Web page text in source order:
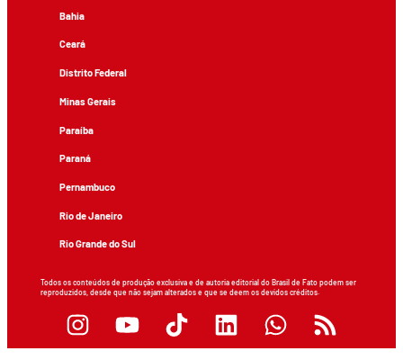
Bahia
Ceará
Distrito Federal
Minas Gerais
Paraíba
Paraná
Pernambuco
Rio de Janeiro
Rio Grande do Sul
Todos os conteúdos de produção exclusiva e de autoria editorial do Brasil de Fato podem ser
reproduzidos, desde que não sejam alterados e que se deem os devidos créditos.